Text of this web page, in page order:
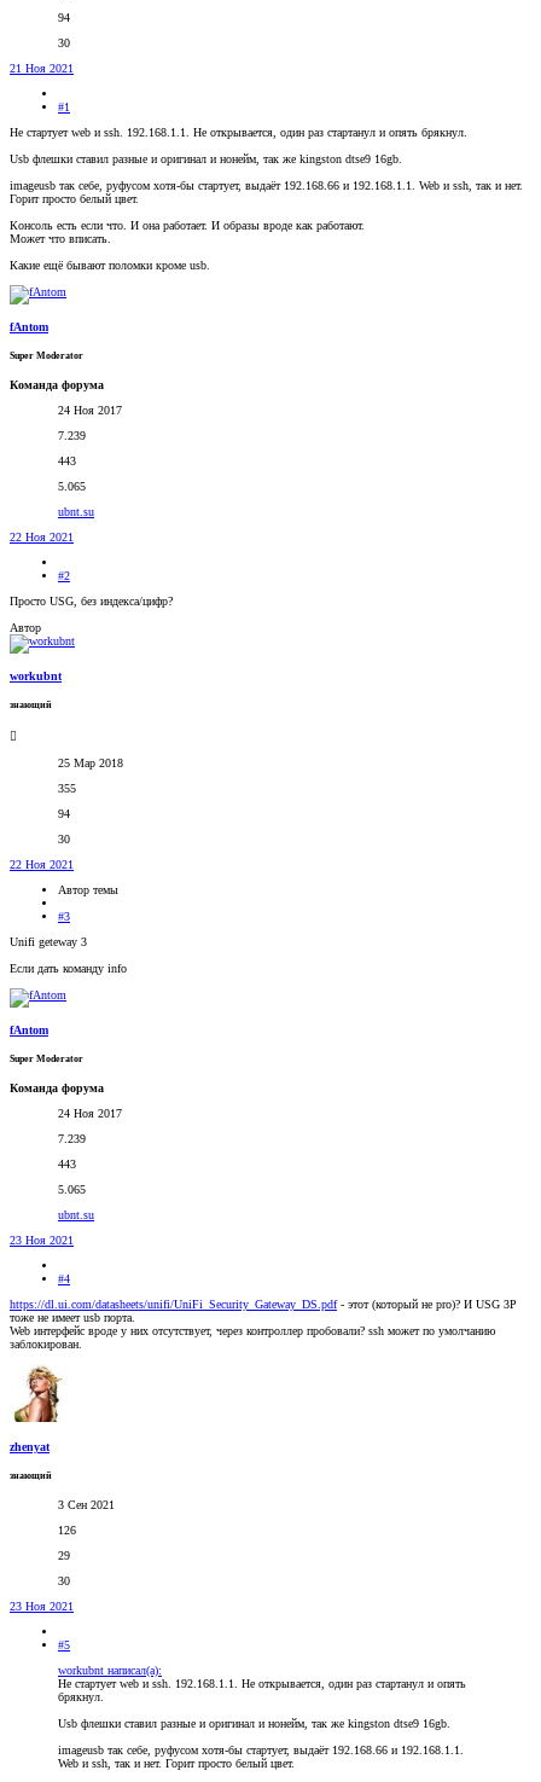
94
30
21 Ноя 2021
#1
Не стартует web и ssh. 192.168.1.1. Не открывается, один раз стартанул и опять брякнул.
Usb флешки ставил разные и оригинал и нонейм, так же kingston dtse9 16gb.
imageusb так себе, руфусом хотя-бы стартует, выдаёт 192.168.66 и 192.168.1.1. Web и ssh, так и нет.
Горит просто белый цвет.
Консоль есть если что. И она работает. И образы вроде как работают.
Может что вписать.
Какие ещё бывают поломки кроме usb.
fAntom
Super Moderator
Команда форума
24 Ноя 2017
7.239
443
5.065
ubnt.su
22 Ноя 2021
#2
Просто USG, без индекса/цифр?
Автор
workubnt
знающий
25 Мар 2018
355
94
30
22 Ноя 2021
Автор темы
#3
Unifi geteway 3
Если дать команду info
fAntom
Super Moderator
Команда форума
24 Ноя 2017
7.239
443
5.065
ubnt.su
23 Ноя 2021
#4
https://dl.ui.com/datasheets/unifi/UniFi_Security_Gateway_DS.pdf- этот (который не pro)? И USG 3P
тоже не имеет usb порта.
Web интерфейс вроде у них отсутствует, через контроллер пробовали? ssh может по умолчанию
заблокирован.
zhenyat
знающий
3 Сен 2021
126
29
30
23 Ноя 2021
#5
workubnt написал(а):
Не стартует web и ssh. 192.168.1.1. Не открывается, один раз стартанул и опять
брякнул.
Usb флешки ставил разные и оригинал и нонейм, так же kingston dtse9 16gb.
imageusb так себе, руфусом хотя-бы стартует, выдаёт 192.168.66 и 192.168.1.1.
Web и ssh, так и нет. Горит просто белый цвет.